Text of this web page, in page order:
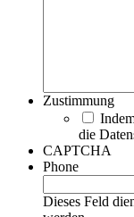
Zustimmung
die
CAPTCHA
Phone
Dieses Feld